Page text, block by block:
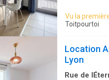
Vu la
Toitpourtoi
Location
Lyon
Rue de